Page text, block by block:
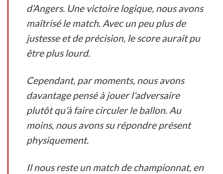
d’Angers. Une victoire logique, nous avons
maîtrisé le match. Avec un peu plus de
justesse et de précision, le score aurait pu
être plus lourd.
Cependant, par moments, nous avons
davantage pensé à jouer l’adversaire
plutôt qu’à faire circuler le ballon. Au
moins, nous avons su répondre présent
physiquement.
Il nous reste un match de championnat, en